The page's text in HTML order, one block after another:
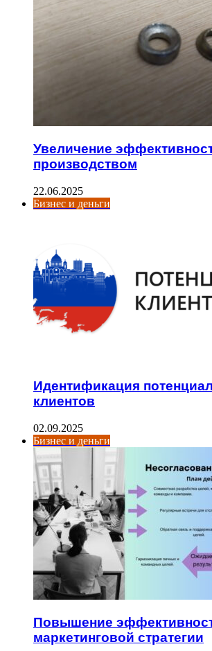
Увеличение
производством
22.06.2025
Бизнес и деньги
Идентификация
клиентов
02.09.2025
Бизнес и деньги
Повышение
маркетинговой стратегии